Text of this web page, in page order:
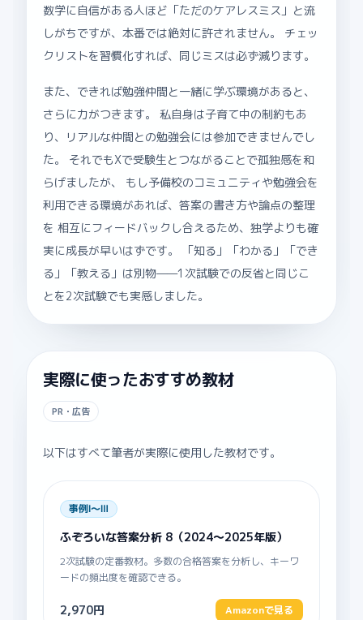
数学に自信がある人ほど「ただのケアレスミス」と流
しがちですが、本番では絶対に許されません。 チェッ
クリストを習慣化すれば、同じミスは必ず減ります。
また、できれば勉強仲間と一緒に学ぶ環境があると、
さらに力がつきます。 私自身は子育て中の制約もあ
り、リアルな仲間との勉強会には参加できませんでし
た。 それでもXで受験生とつながることで孤独感を和
らげましたが、 もし予備校のコミュニティや勉強会を
利用できる環境があれば、答案の書き方や論点の整理
を 相互にフィードバックし合えるため、独学よりも確
実に成長が早いはずです。 「知る」「わかる」「でき
る」「教える」は別物——1次試験での反省と同じこ
とを2次試験でも実感しました。
実際に使ったおすすめ教材
PR・広告
以下はすべて筆者が実際に使用した教材です。
事例Ⅰ〜Ⅲ
ふぞろいな答案分析 8（2024〜2025年版）
2次試験の定番教材。多数の合格答案を分析し、キーワ
ードの頻出度を確認できる。
2,970円 Amazonで見る